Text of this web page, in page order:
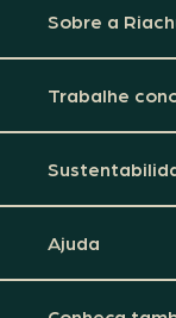
Sobre a
Trabalhe
Ajuda